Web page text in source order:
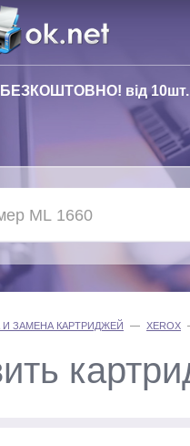
БЕЗКОШТОВНО! від 10шт.
И ЗАМЕНА КАРТРИДЖЕЙ XEROX